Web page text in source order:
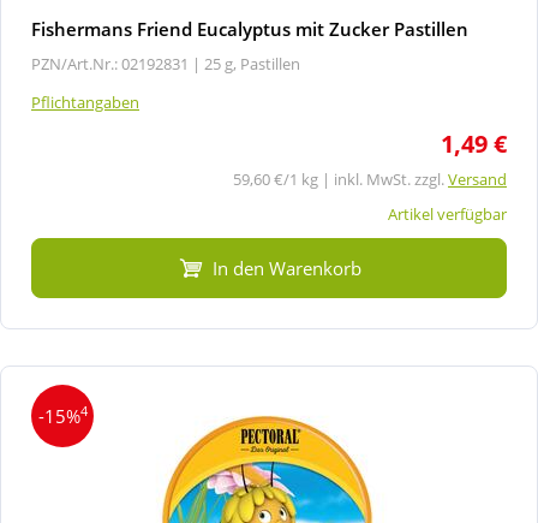
Fishermans Friend Eucalyptus mit Zucker Pastillen
PZN/Art.Nr.: 02192831 | 25 g, Pastillen
Pflichtangaben
1,49 €
59,60 €/1 kg | inkl. MwSt. zzgl.Versand
Artikel verfügbar
In den Warenkorb
-15%4